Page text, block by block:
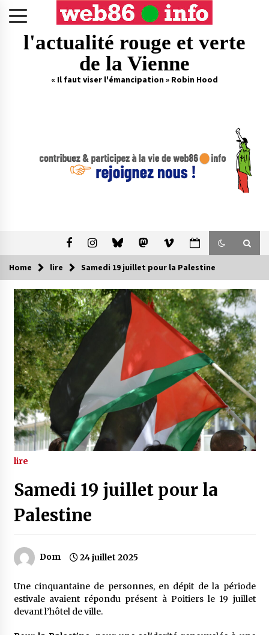
l'actualité rouge et verte
de la Vienne
« Il faut viser l'émancipation » Robin Hood
Home lire Samedi 19 juillet pour la Palestine
lire
Samedi 19 juillet pour la
Palestine
Dom 24 juillet 2025
Une cinquantaine de personnes, en dépit de la période
estivale avaient répondu présent à Poitiers le 19 juillet
devant l’hôtel de ville.